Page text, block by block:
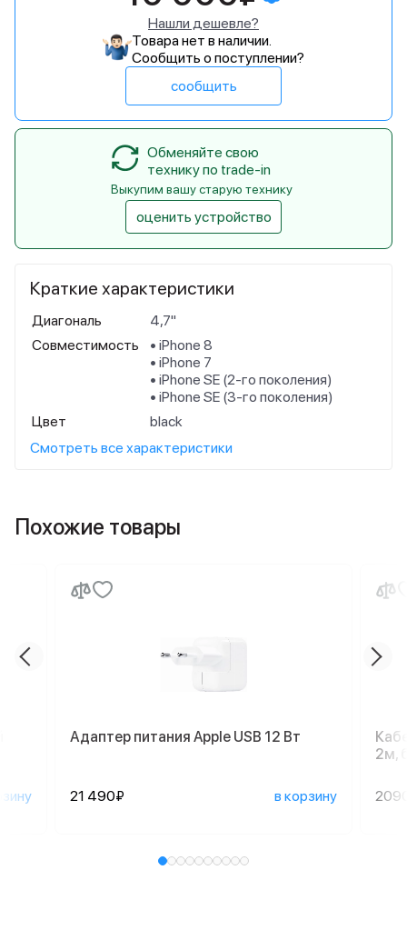
Краткие характеристики
Диагональ
4,7"
Совместимость
• iPhone 8
• iPhone 7
• iPhone SE (2-го поколения)
• iPhone SE (3-го поколения)
Цвет
black
Смотреть все характеристики
Нашли дешевле?
Товара нет в наличии.
Сообщить о поступлении?
сообщить
Обменяйте свою
технику по trade-in
Выкупим вашу старую технику
оценить устройство
Похожие товары
Адаптер питания Apple USB 12 Вт
21 490₽ в корзину
2м,